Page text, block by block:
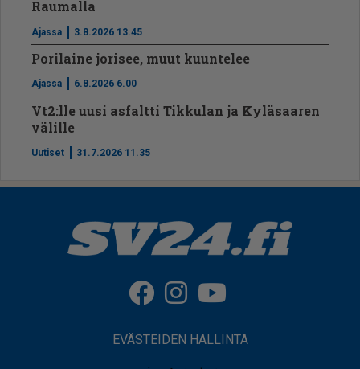
Raumalla
Ajassa 3.8.2026 13.45
Porilaine jorisee, muut kuuntelee
Ajassa 6.8.2026 6.00
Vt2:lle uusi asfaltti Tikkulan ja Kyläsaaren
välille
Uutiset 31.7.2026 11.35
EVÄSTEIDEN HALLINTA